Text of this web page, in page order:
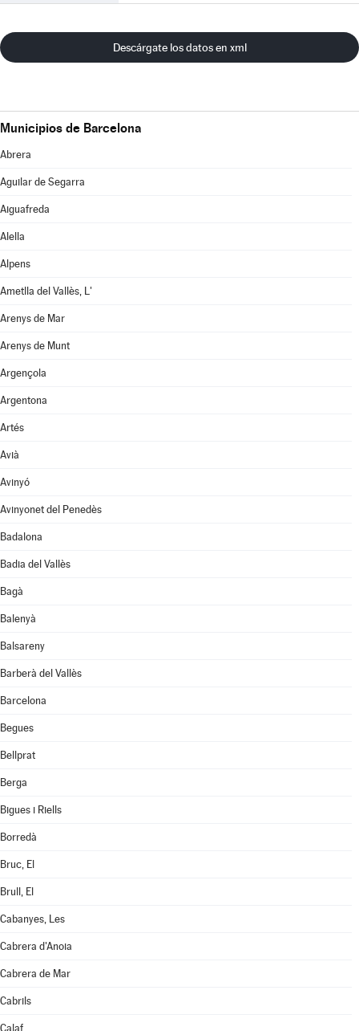
Descárgate los datos en xml
Municipios de Barcelona
Abrera
Aguilar de Segarra
Aiguafreda
Alella
Alpens
Ametlla del Vallès, L'
Arenys de Mar
Arenys de Munt
Argençola
Argentona
Artés
Avià
Avinyó
Avinyonet del Penedès
Badalona
Badia del Vallès
Bagà
Balenyà
Balsareny
Barberà del Vallès
Barcelona
Begues
Bellprat
Berga
Bigues i Riells
Borredà
Bruc, El
Brull, El
Cabanyes, Les
Cabrera d'Anoia
Cabrera de Mar
Cabrils
Calaf